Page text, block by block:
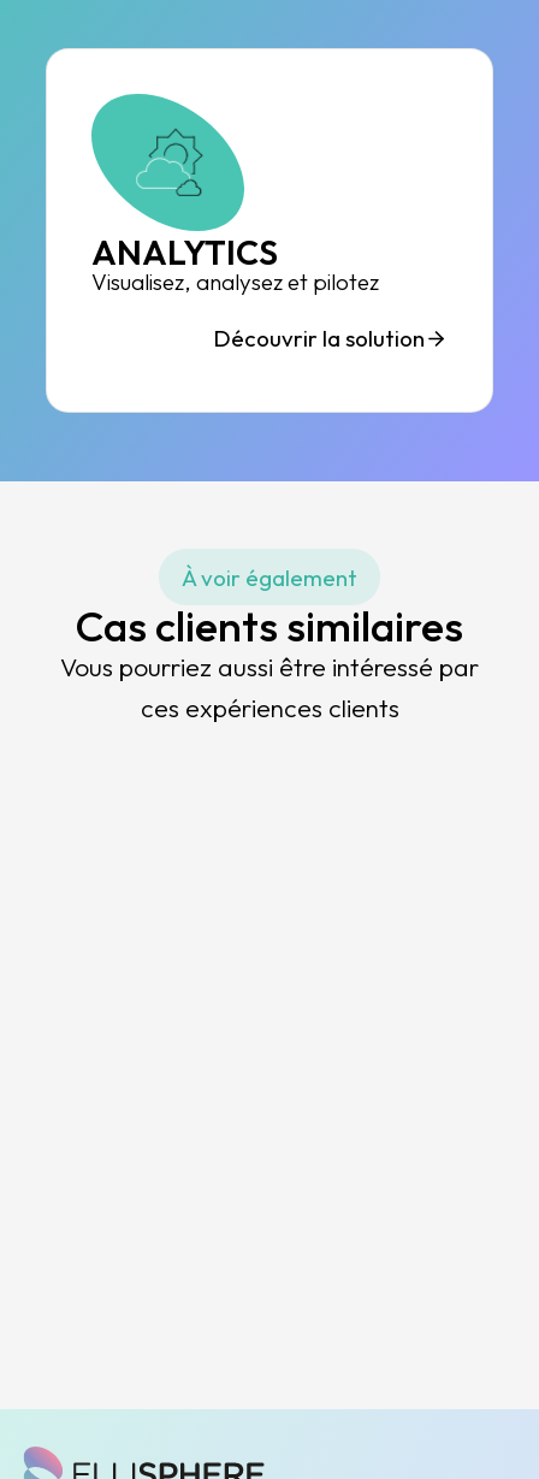
ANALYTICS
Visualisez, analysez et pilotez
Découvrir la solution
À voir également
Cas clients similaires
Vous pourriez aussi être intéressé par
ces expériences clients